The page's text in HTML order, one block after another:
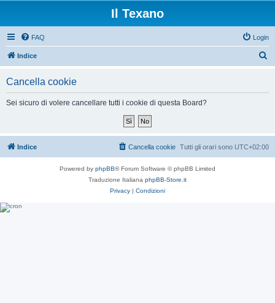
Il Texano
FAQ Login
Indice
Cancella cookie
Sei sicuro di volere cancellare tutti i cookie di questa Board?
Indice Tutti gli orari sono UTC+02:00
Cancella cookie
Powered by phpBB® Forum Software © phpBB Limited
Traduzione Italiana phpBB-Store.it
Privacy | Condizioni